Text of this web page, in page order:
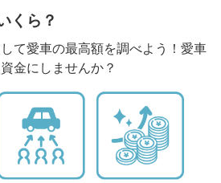
くら？
て愛車の最高額を調べよう！愛車
金にしませんか？